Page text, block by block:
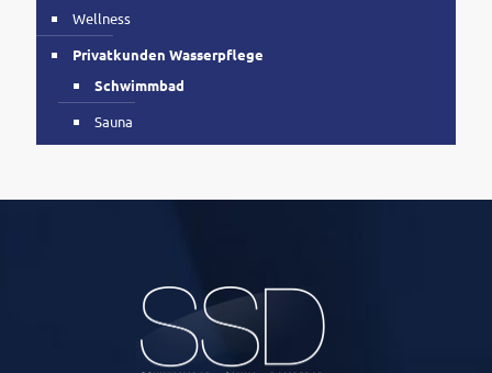
Wellness
Privatkunden Wasserpflege
Schwimmbad
Sauna